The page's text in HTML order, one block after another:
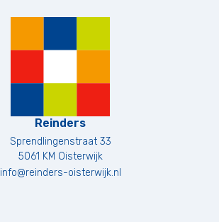
Reinders
Sprendlingenstraat 33
5061 KM Oisterwijk
info@reinders-oisterwijk.nl